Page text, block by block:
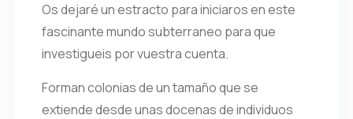
Os dejaré un estracto para iniciaros en este
fascinante mundo subterraneo para que
investigueis por vuestra cuenta.
Forman colonias de un tamaño que se
extiende desde unas docenas de individuos